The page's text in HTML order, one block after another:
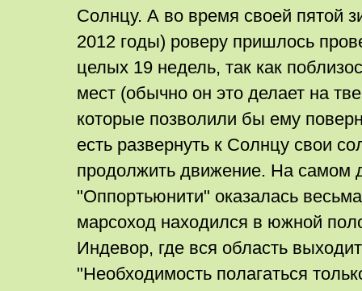
Солнцу. А во время своей пятой
2012 годы) роверу пришлось
целых 19 недель, так как
мест (обычно он это делает на
которые позволили бы ему
есть развернуть к Солнцу свои
продолжить движение. На самом
"Оппортьюнити" оказалась
марсоход находился в южной
Индевор, где вся область
"Необходимость полагаться